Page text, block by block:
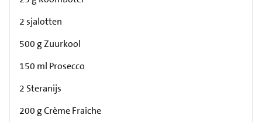
2 sjalotten
500 g Zuurkool
150 ml Prosecco
2 Steranijs
200 g Crème Fraîche